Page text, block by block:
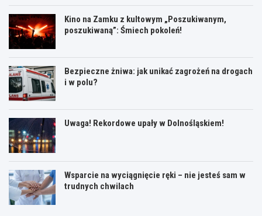
Kino na Zamku z kultowym „Poszukiwanym,
poszukiwaną”: Śmiech pokoleń!
Bezpieczne żniwa: jak unikać zagrożeń na drogach
i w polu?
Uwaga! Rekordowe upały w Dolnośląskiem!
Wsparcie na wyciągnięcie ręki – nie jesteś sam w
trudnych chwilach